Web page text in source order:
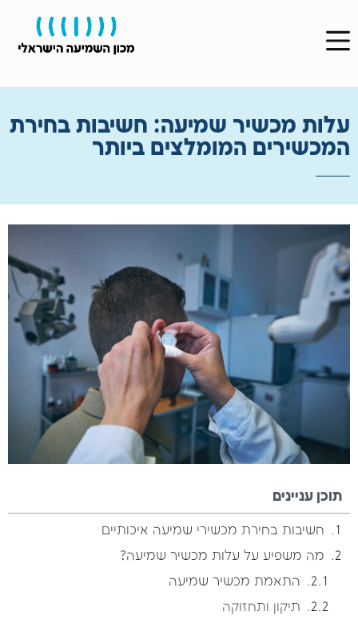
עלות מכשיר שמיעה: חשיבות בחירת
המכשירים המומלצים ביותר
תוכן עניינים
חשיבות בחירת מכשירי שמיעה איכותיים
מה משפיע על עלות מכשיר שמיעה?
התאמת מכשיר שמיעה
תיקון ותחזוקה